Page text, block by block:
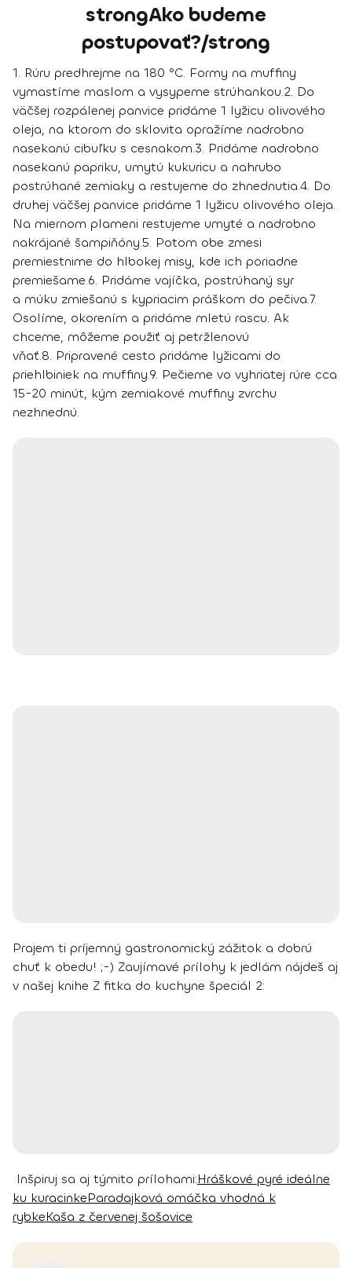
strongAko budeme
postupovať?/strong
1. Rúru predhrejme na 180 °C. Formy na muffiny
vymastíme maslom a vysypeme strúhankou.2. Do
väčšej rozpálenej panvice pridáme 1 lyžicu olivového
oleja, na ktorom do sklovita opražíme nadrobno
nasekanú cibuľku s cesnakom.3. Pridáme nadrobno
nasekanú papriku, umytú kukuricu a nahrubo
postrúhané zemiaky a restujeme do zhnednutia.4. Do
druhej väčšej panvice pridáme 1 lyžicu olivového oleja.
Na miernom plameni restujeme umyté a nadrobno
nakrájané šampiňóny.5. Potom obe zmesi
premiestnime do hlbokej misy, kde ich poriadne
premiešame.6. Pridáme vajíčka, postrúhaný syr
a múku zmiešanú s kypriacim práškom do pečiva.7.
Osolíme, okorením a pridáme mletú rascu. Ak
chceme, môžeme použiť aj petržlenovú
vňať.8. Pripravené cesto pridáme lyžicami do
priehlbiniek na muffiny.9. Pečieme vo vyhriatej rúre cca
15-20 minút, kým zemiakové muffiny zvrchu
nezhnednú.
Prajem ti príjemný gastronomický zážitok a dobrú
chuť k obedu! ;-) Zaujímavé prílohy k jedlám nájdeš aj
v našej knihe Z fitka do kuchyne špeciál 2:
Inšpiruj sa aj týmito prílohami:Hráškové pyré ideálne
ku kuracinkeParadajková omáčka vhodná k
rybkeKaša z červenej šošovice